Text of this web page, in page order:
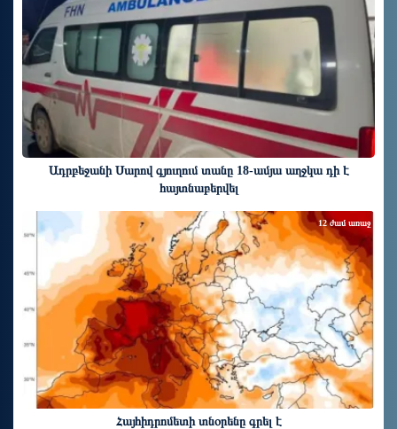
Ադրբեջանի Սարով գյուղում տանը 18-ամյա աղջկա դի է
հայտնաբերվել
Հայհիդրոմետի տնօրենը գրել է
12 ժամ առաջ